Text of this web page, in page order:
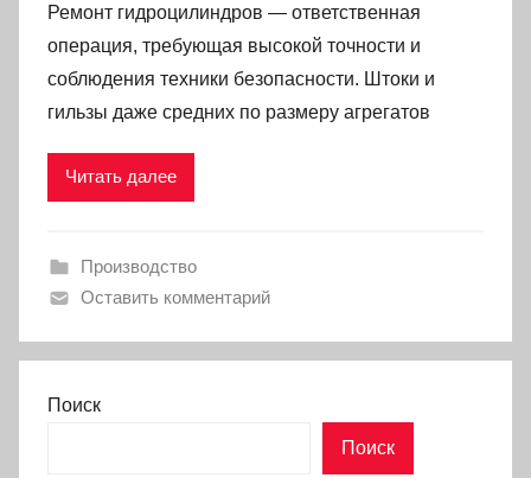
Ремонт гидроцилиндров — ответственная
операция, требующая высокой точности и
соблюдения техники безопасности. Штоки и
гильзы даже средних по размеру агрегатов
Читать далее
Производство
Оставить комментарий
Поиск
Поиск